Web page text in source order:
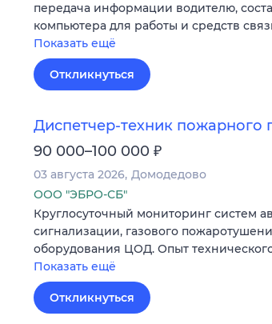
передача информации водителю,
компьютера для работы и средств
Показать ещё
Откликнуться
Диспетчер-техник пожарного
90 000–100 000 ₽
03 августа 2026 Домодедово
ООО "ЭБРО-СБ"
Круглосуточный мониторинг систем
сигнализации, газового
оборудования ЦОД. Опыт
Показать ещё
Откликнуться